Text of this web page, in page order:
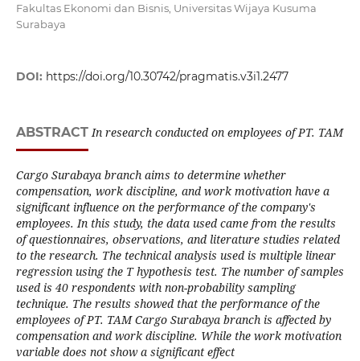
Fakultas Ekonomi dan Bisnis, Universitas Wijaya Kusuma
Surabaya
DOI: https://doi.org/10.30742/pragmatis.v3i1.2477
ABSTRACT In research conducted on employees of PT. TAM
Cargo Surabaya branch aims to determine whether
compensation, work discipline, and work motivation have a
significant influence on the performance of the company's
employees. In this study, the data used came from the results
of questionnaires, observations, and literature studies related
to the research. The technical analysis used is multiple linear
regression using the T hypothesis test. The number of samples
used is 40 respondents with non-probability sampling
technique. The results showed that the performance of the
employees of PT. TAM Cargo Surabaya branch is affected by
compensation and work discipline. While the work motivation
variable does not show a significant effect